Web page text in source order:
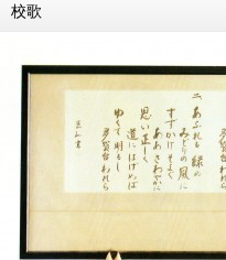
校歌